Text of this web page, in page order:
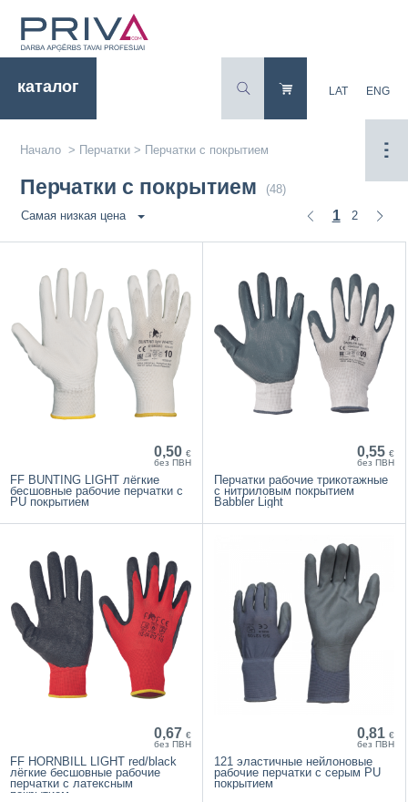
каталог LAT ENG
Начало > Перчатки > Перчатки с покрытием
Перчатки с покрытием (48)
1 2
Самая низкая цена
0,50 €
без ПВН
FF BUNTING LIGHT лёгкие
бесшовные рабочие перчатки с
PU покрытием
0,55 €
без ПВН
Перчатки рабочие трикотажные
с нитриловым покрытием
Babbler Light
0,67 €
без ПВН
FF HORNBILL LIGHT red/black
лёгкие бесшовные рабочие
перчатки с латексным
покрытием
0,81 €
без ПВН
121 эластичные нейлоновые
рабочие перчатки с серым PU
покрытием